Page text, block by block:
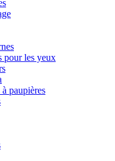
pour les yeux
paupières